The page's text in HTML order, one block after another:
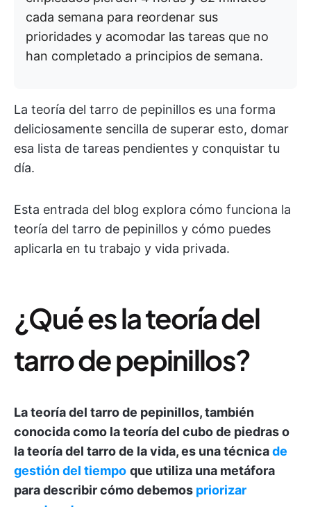
cada semana para reordenar sus
prioridades y acomodar las tareas que no
han completado a principios de semana.
La teoría del tarro de pepinillos es una forma
deliciosamente sencilla de superar esto, domar
esa lista de tareas pendientes y conquistar tu
día.
Esta entrada del blog explora cómo funciona la
teoría del tarro de pepinillos y cómo puedes
aplicarla en tu trabajo y vida privada.
¿Qué es la teoría del
tarro de pepinillos?
La teoría del tarro de pepinillos, también
conocida como la teoría del cubo de piedras o
la teoría del tarro de la vida, es una técnicade
gestión del tiempo que utiliza una metáfora
para describir cómo debemos priorizar